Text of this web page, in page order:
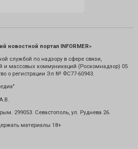
новостной портал INFORMER»
службой по надзору в сфере связи,
и массовых коммуникаций (Роскомнадзор) 05
о регистрации Эл № ФС77-60943.
299053. Севастополь, ул. Руднева 26.
материалы 18+